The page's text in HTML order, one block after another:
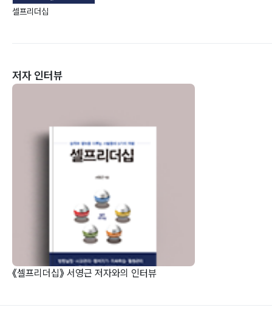
셀프리더십
저자 인터뷰
《셀프리더십》 서영근 저자와의 인터뷰